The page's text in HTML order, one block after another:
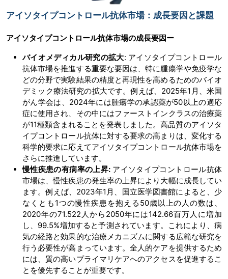
アイソタイプコントロール抗体市場：成長要因と課題
アイソタイプコントロール抗体市場の成長要因ー
バイオメディカル研究の拡大: アイソタイプコントロール
抗体市場を推進する重要な要因は、特に腫瘍学や免疫学な
どの分野で実験結果の精度と再現性を高めるためのバイオ
デミック療法研究の拡大です。例えば、2025年1月、米国
がん学会は、2024年には腫瘍学の承認薬が50以上の適応
症に使用され、その中にはファーストインクラスの治療薬
が11種類含まれることを発表しました。高品質のアイソタ
イプコントロール抗体に対する要求の高まりは、変化する
科学的要求に応えてアイソタイプコントロール抗体市場を
さらに推進しています。
慢性疾患の有病率の上昇:アイソタイプコントロール抗体
市場は、慢性疾患の発生率の上昇により大幅に成長してい
ます。例えば、2023年1月、国立医学図書館によると、少
なくとも1つの慢性疾患を抱える50歳以上の人の数は、
2020年の71.522人から2050年には142.66百万人に増加
し、99.5%増加すると予測されています。これにより、病
気の経路と効果的な治療メカニズムに関する広範な研究を
行う必要性が高まっています。全人的ケアを提供するため
には、質の高いプライマリケアへのアクセスを促進するこ
とを優先することが重要です。